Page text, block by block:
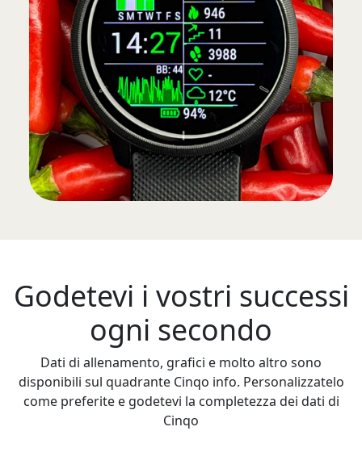
Godetevi i vostri successi
ogni secondo
Dati di allenamento, grafici e molto altro sono
disponibili sul quadrante Cinqo info. Personalizzatelo
come preferite e godetevi la completezza dei dati di
Cinqo